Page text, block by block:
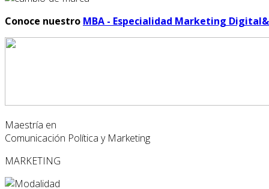
Conoce nuestro MBA - Especialidad Marketing
Maestría en
Comunicación Política y Marketing
MARKETING